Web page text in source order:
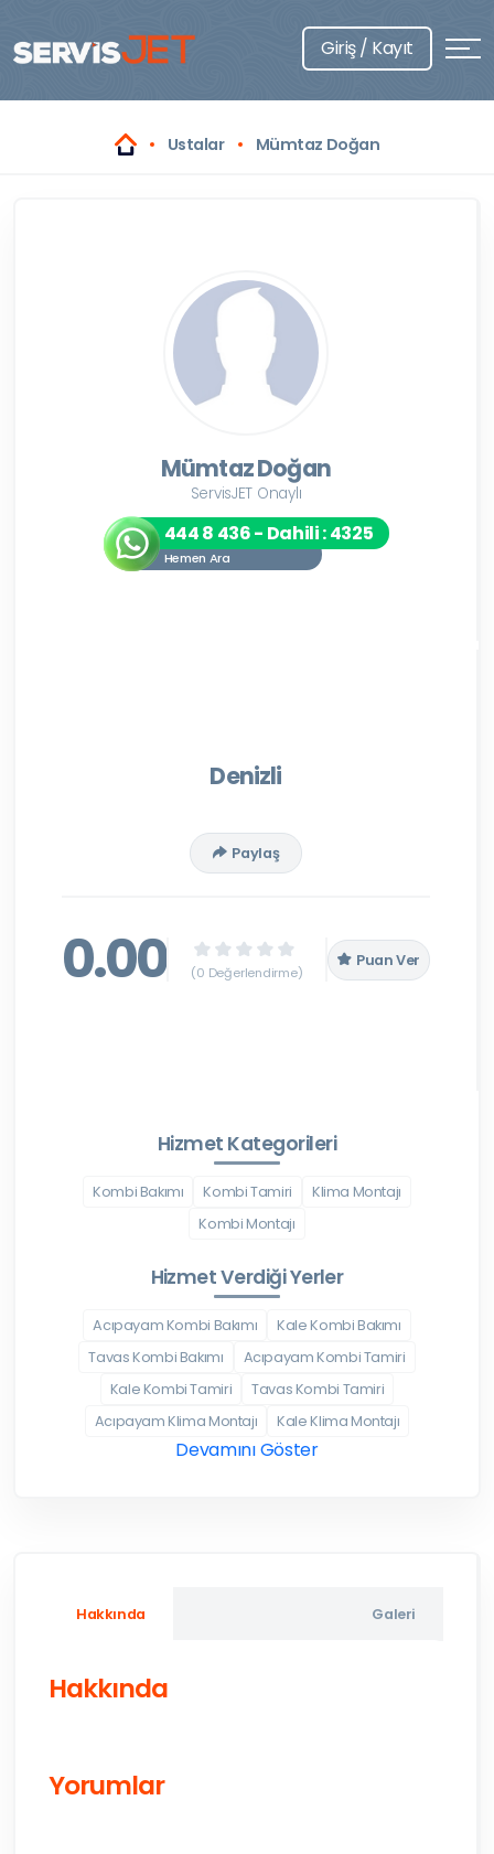
Giriş / Kayıt
Ustalar Mümtaz Doğan
Mümtaz Doğan
ServisJET Onaylı
444 8 436 - Dahili : 4325
Hemen Ara
Denizli
Paylaş
0.00 (0 Değerlendirme)
Puan Ver
Hizmet Kategorileri
Kombi Bakımı Kombi Tamiri
Klima Montajı
Kombi Montajı
Hizmet Verdiği Yerler
Acıpayam Kombi Bakımı
Kale Kombi Bakımı
Tavas Kombi Bakımı
Acıpayam Kombi Tamiri
Kale Kombi Tamiri
Tavas Kombi Tamiri
Acıpayam Klima Montajı
Kale Klima Montajı
Devamını Göster
Hakkında Galeri
Hakkında
Yorumlar